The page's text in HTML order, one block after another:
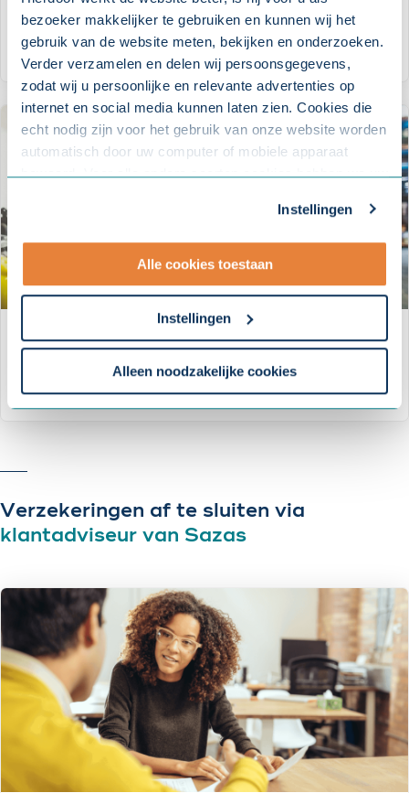
bezoeker makkelijker te gebruiken en kunnen wij het
gebruik van de website meten, bekijken en onderzoeken.
Verder verzamelen en delen wij persoonsgegevens,
zodat wij u persoonlijke en relevante advertenties op
internet en social media kunnen laten zien. Cookies die
echt nodig zijn voor het gebruik van onze website worden
automatisch door uw computer of mobiele apparaat
bewaard. Voor alle andere soorten cookies hebben we uw
aanpassen. Met uw toestemming delen wij uw gegevens
met onze10 partners.
- Lees hier onzeprivacyverklaringen onze
Om uw toestemmingsvoorkeur te wijzigen, klikt u op
Instellingen
Alle cookies toestaan
Instellingen
Alleen noodzakelijke cookies
PLUS-verzekering
VERZEKERING
Inkomen Gezond verzekering
Verzekeringen af te sluiten via
klantadviseur van Sazas